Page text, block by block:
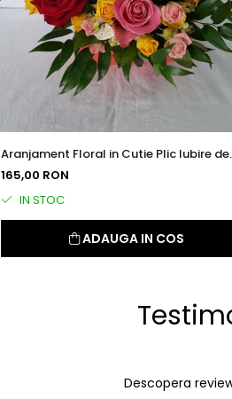
Aranjament Floral in Cutie Plic Iubire de
Vara
165,00 RON
IN STOC
ADAUGA IN COS
Descopera